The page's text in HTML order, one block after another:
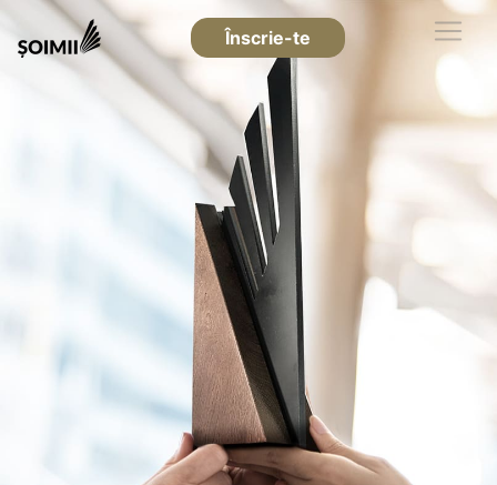
Înscrie-te